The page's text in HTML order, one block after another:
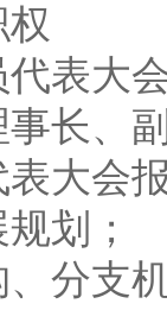
代表大
事长
表大会
划；
、分